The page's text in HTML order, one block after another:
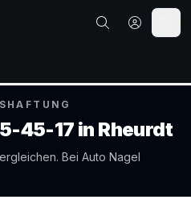
45-17 in Rheurdt
Bei Auto Nagel